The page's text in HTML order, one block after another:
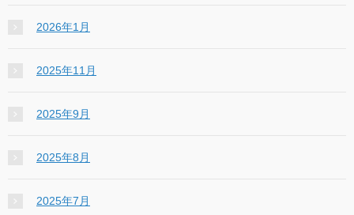
2026年1月
2025年11月
2025年9月
2025年8月
2025年7月